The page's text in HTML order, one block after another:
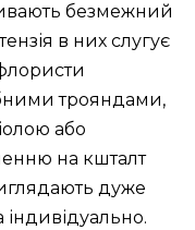
безмежний
в них слугує
трояндами,
або
на кшталт
дуже
індивідуально.